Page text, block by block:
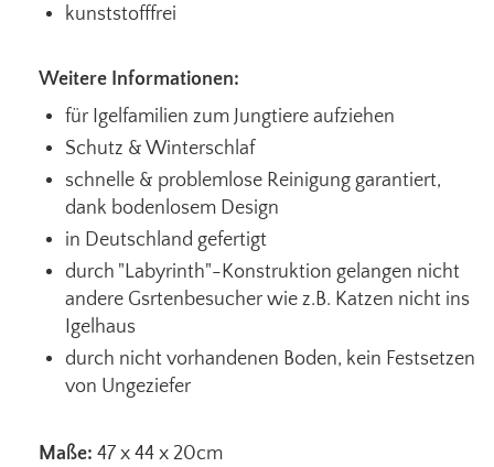
kunststofffrei
Weitere Informationen:
für Igelfamilien zum Jungtiere aufziehen
Schutz & Winterschlaf
schnelle & problemlose Reinigung garantiert,
dank bodenlosem Design
in Deutschland gefertigt
durch "Labyrinth"-Konstruktion gelangen nicht
andere Gsrtenbesucher wie z.B. Katzen nicht ins
Igelhaus
durch nicht vorhandenen Boden, kein Festsetzen
von Ungeziefer
Maße: 47 x 44 x 20cm